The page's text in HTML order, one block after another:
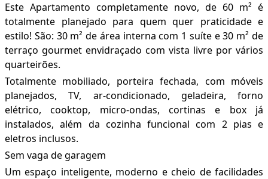
Este Apartamento completamente novo, de 60 m² é
totalmente planejado para quem quer praticidade e
estilo! São: 30 m² de área interna com 1 suíte e 30 m² de
terraço gourmet envidraçado com vista livre por vários
quarteirões.
Totalmente mobiliado, porteira fechada, com móveis
planejados, TV, ar-condicionado, geladeira, forno
elétrico, cooktop, micro-ondas, cortinas e box já
instalados, além da cozinha funcional com 2 pias e
eletros inclusos.
Sem vaga de garagem
Um espaço inteligente, moderno e cheio de facilidades